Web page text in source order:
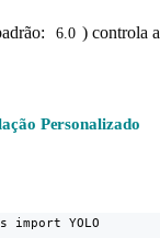
6.0 ) controla
Personalizado
YOLO